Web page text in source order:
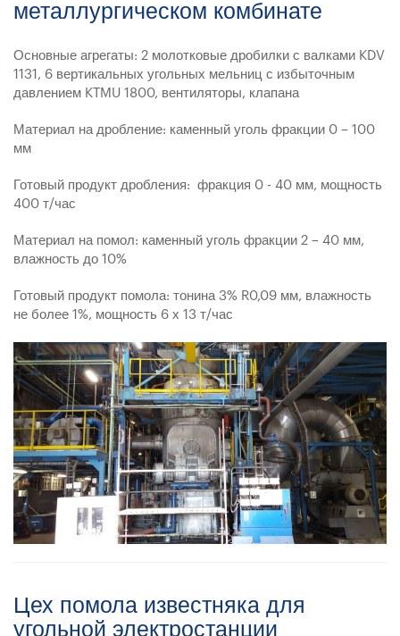
металлургическом комбинате
Основные агрегаты: 2 молотковые дробилки с валками KDV
1131, 6 вертикальных угольных мельниц с избыточным
давлением KTMU 1800, вентиляторы, клапана
Материал на дробление: каменный уголь фракции 0 – 100
мм
Готовый продукт дробления: фракция 0 - 40 мм, мощность
400 т/час
Материал на помол: каменный уголь фракции 2 – 40 мм,
влажность до 10%
Готовый продукт помола: тонина 3% R0,09 мм, влажность
не более 1%, мощность 6 х 13 т/час
Цех помола известняка для
угольной электростанции